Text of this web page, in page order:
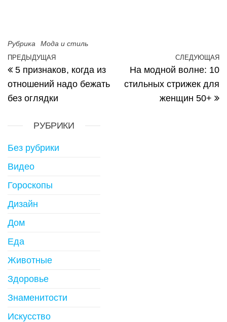
Рубрика Мода и стиль
Навигация по записям
Предыдущая запись
ПРЕДЫДУЩАЯ
5 признаков, когда из
отношений надо бежать
без оглядки
СЛЕДУЮЩАЯ
На модной волне: 10
стильных стрижек для
женщин 50+
РУБРИКИ
Без рубрики
Видео
Гороскопы
Дизайн
Дом
Еда
Животные
Здоровье
Знаменитости
Искусство